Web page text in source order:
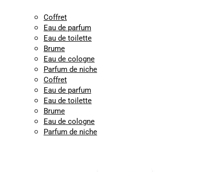
Coffret
Eau de parfum
Eau de toilette
Brume
Eau de cologne
Parfum de niche
Coffret
Eau de parfum
Eau de toilette
Brume
Eau de cologne
Parfum de niche